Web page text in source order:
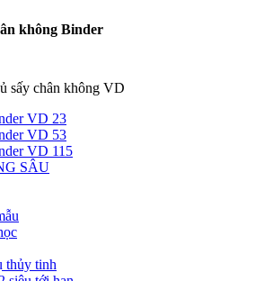
không Binder
VD 23
VD 53
VD 115
SÂU
thủy tinh